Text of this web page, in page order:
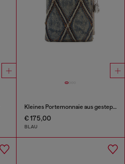
Kleines Portemonnaie aus gestepptem Argyle-Denim
€ 175,00
BLAU